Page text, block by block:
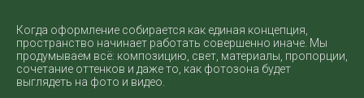
Когда оформление собирается как единая концепция,
пространство начинает работать совершенно иначе. Мы
продумываем всё: композицию, свет, материалы, пропорции,
сочетание оттенков и даже то, как фотозона будет
выглядеть на фото и видео.